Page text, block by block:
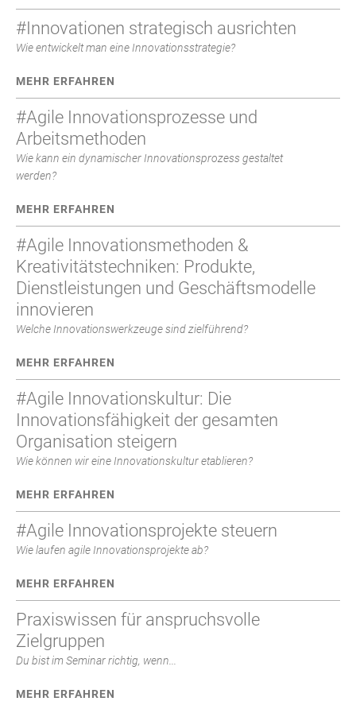
#Innovationen strategisch ausrichten
Wie entwickelt man eine Innovationsstrategie?
MEHR ERFAHREN
#Agile Innovationsprozesse und
Arbeitsmethoden
Wie kann ein dynamischer Innovationsprozess gestaltet
werden?
MEHR ERFAHREN
#Agile Innovationsmethoden &
Kreativitätstechniken: Produkte,
Dienstleistungen und Geschäftsmodelle
innovieren
Welche Innovationswerkzeuge sind zielführend?
MEHR ERFAHREN
#Agile Innovationskultur: Die
Innovationsfähigkeit der gesamten
Organisation steigern
Wie können wir eine Innovationskultur etablieren?
MEHR ERFAHREN
#Agile Innovationsprojekte steuern
Wie laufen agile Innovationsprojekte ab?
MEHR ERFAHREN
Praxiswissen für anspruchsvolle
Zielgruppen
Du bist im Seminar richtig, wenn...
MEHR ERFAHREN